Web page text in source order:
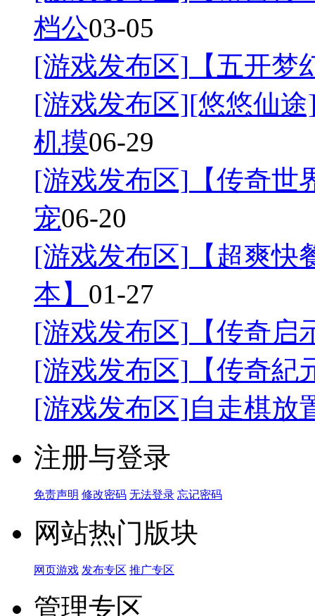
档公03-05
[游戏发布区] 【五开
[游戏发布区][悠悠仙
机摸06-29
[游戏发布区] 【传奇
宠06-20
[游戏发布区] 【超爽
本】 01-27
[游戏发布区] 【传奇
[游戏发布区] 【传奇
[游戏发布区]自走棋放
注册与登录
免责声明 修改密码 无法登录 忘记密码
网站热门版块
网页游戏 发布专区 推广专区
管理专区